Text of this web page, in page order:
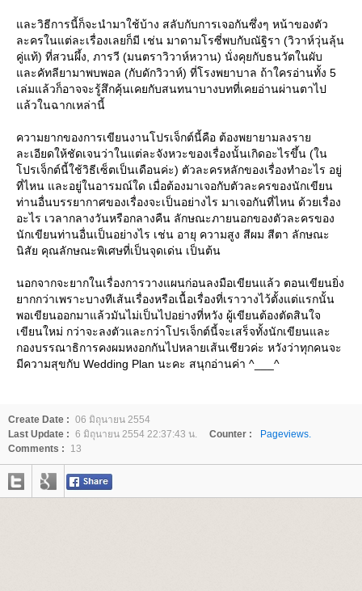
ละวิธีการนี้ก็จะนำมาใช้บ้าง สลับกับการเจอกันซึ่งๆ หน้าของตัว
ละครในแต่ละเรื่องเลยก็มี เช่น มาดามโรซี่พบกับณัฐิรา (วิวาห์วุ่นลุ้น
คู่แท้) ที่สวนผึ้ง, ภารวี (มนตราวิวาห์หวาน) นั่งคุยกับธนวัตในผับ
ละคัทลียามาพบพอล (กับดักวิวาห์) ที่โรงพยาบาล ถ้าใครอ่านทั้ง 5
เล่มแล้วก็อาจจะรู้สึกคุ้นเคยกับสนทนาบางบทที่เคยอ่านผ่านตาไป
ล้วในฉากเหล่านี้
ความยากของการเขียนงานโปรเจ็กต์นี้คือ ต้องพยายามลงรา
ละเอียดให้ชัดเจนว่าในแต่ละจังหวะของเรื่องนั้นเกิดอะไรขึ้น (ใน
ปรเจ็กต์นี้ใช้วิธีเซ็ตเป็นเดือนค่ะ) ตัวละครหลักของเรื่องทำอะไร อยู่
ที่ไหน และอยู่ในอารมณ์ใด เมื่อต้องมาเจอกับตัวละครของนักเขียน
ท่านอื่นบรรยากาศของเรื่องจะเป็นอย่างไร มาเจอกันที่ไหน ด้วยเรื่อง
อะไร เวลากลางวันหรือกลางคืน ลักษณะภายนอกของตัวละครของ
นักเขียนท่านอื่นเป็นอย่างไร เช่น อายุ ความสูง สีผม สีตา ลักษณะ
นิสัย คุณลักษณะพิเศษที่เป็นจุดเด่น เป็นต้น
นอกจากจะยากในเรื่องการวางแผนก่อนลงมือเขียนแล้ว ตอนเขียนยิ่ง
ากกว่าเพราะบางทีเส้นเรื่องหรือเนื้อเรื่องที่เราวางไว้ตั้งแต่แรกนั้น
พอเขียนออกมาแล้วมันไม่เป็นไปอย่างที่หวัง ผู้เขียนต้องตัดสินใจ
เขียนใหม่ กว่าจะลงตัวและกว่าโปรเจ็กต์นี้จะเสร็จทั้งนักเขียนและ
กองบรรณาธิการคงผมหงอกกันไปหลายเส้นเชียวค่ะ หวังว่าทุกคนจะ
มีความสุขกับ Wedding Plan นะคะ สนุกอ่านค่า ^___^
Create Date : 06 มิถุนายน 2554
Last Update : 6 มิถุนายน 2554 22:37:43 น. Counter :
Pageviews.
Comments :
13